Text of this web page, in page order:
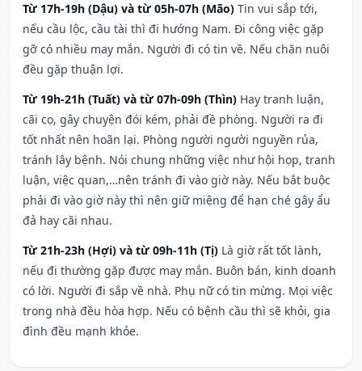
Từ 17h-19h (Dậu) và từ 05h-07h (Mão) Tin vui sắp tới,
nếu cầu lộc, cầu tài thì đi hướng Nam. Đi công việc gặp
gỡ có nhiều may mắn. Người đi có tin về. Nếu chăn nuôi
đều gặp thuận lợi.
Từ 19h-21h (Tuất) và từ 07h-09h (Thìn) Hay tranh luận,
cãi cọ, gây chuyện đói kém, phải đề phòng. Người ra đi
tốt nhất nên hoãn lại. Phòng người người nguyền rủa,
tránh lây bệnh. Nói chung những việc như hội họp, tranh
luận, việc quan,…nên tránh đi vào giờ này. Nếu bắt buộc
phải đi vào giờ này thì nên giữ miệng để hạn ché gây ẩu
đả hay cãi nhau.
Từ 21h-23h (Hợi) và từ 09h-11h (Tị) Là giờ rất tốt lành,
nếu đi thường gặp được may mắn. Buôn bán, kinh doanh
có lời. Người đi sắp về nhà. Phụ nữ có tin mừng. Mọi việc
trong nhà đều hòa hợp. Nếu có bệnh cầu thì sẽ khỏi, gia
đình đều mạnh khỏe.